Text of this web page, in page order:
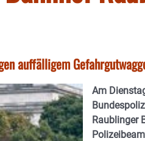
auffälligem
Am
Raublinger